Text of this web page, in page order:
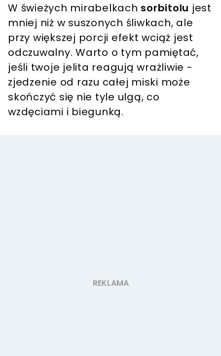
W świeżych mirabelkach sorbitolu jest
mniej niż w suszonych śliwkach, ale
przy większej porcji efekt wciąż jest
odczuwalny. Warto o tym pamiętać,
jeśli twoje jelita reagują wrażliwie -
zjedzenie od razu całej miski może
skończyć się nie tyle ulgą, co
wzdęciami i biegunką.